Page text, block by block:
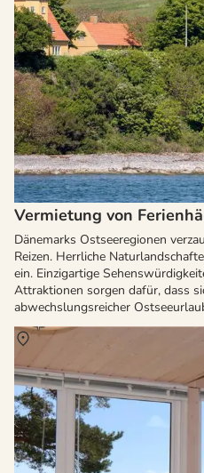
Vermietung von
Dänemarks Ostseeregionen
Reizen. Herrliche
ein. Einzigartige
Attraktionen sorgen dafür, dass
abwechslungsreicher
ÜberNexö